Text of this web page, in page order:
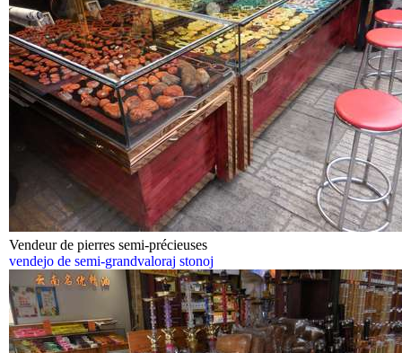
Vendeur de pierres semi-précieuses
vendejo de semi-grandvaloraj stonoj